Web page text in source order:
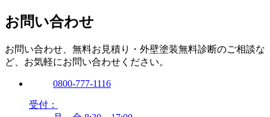
お問い合わせ
お問い合わせ、無料お見積り・外壁塗装無料診断のご相談な
ど、お気軽にお問い合わせください。
0800-777-1116
受付：